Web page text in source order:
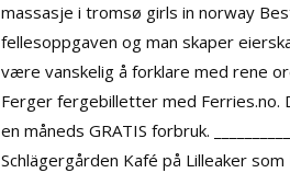
massasje i tromsø girls in norway
fellesoppgaven og man skaper
være vanskelig å forklare med rene
Ferger fergebilletter med Ferries.no.
en måneds GRATIS forbruk.
Schlägergården Kafé på Lilleaker